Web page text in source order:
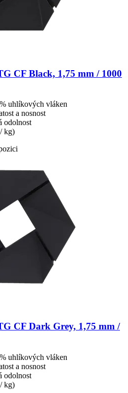
CF Black, 1,75 mm / 1000
uhlíkových vláken
a nosnost
odolnost
kg)
CF Dark Grey, 1,75 mm /
uhlíkových vláken
a nosnost
odolnost
kg)